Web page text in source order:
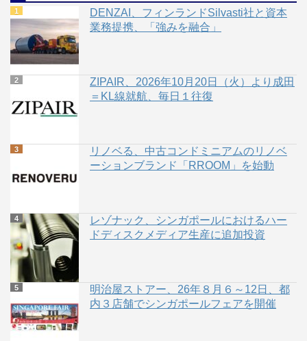
DENZAI、フィンランドSilvasti社と資本
業務提携、「強みを融合」
ZIPAIR、2026年10月20日（火）より成田
＝KL線就航、毎日１往復
リノベる、中古コンドミニアムのリノベ
ーションブランド「RROOM」を始動
レゾナック、シンガポールにおけるハー
ドディスクメディア生産に追加投資
明治屋ストアー、26年８月６～12日、都
内３店舗でシンガポールフェアを開催